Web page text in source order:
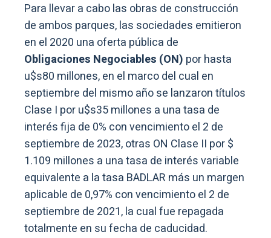
Para llevar a cabo las obras de construcción
de ambos parques, las sociedades emitieron
en el 2020 una oferta pública de
Obligaciones Negociables (ON) por hasta
u$s80 millones, en el marco del cual en
septiembre del mismo año se lanzaron títulos
Clase I por u$s35 millones a una tasa de
interés fija de 0% con vencimiento el 2 de
septiembre de 2023, otras ON Clase II por $
1.109 millones a una tasa de interés variable
equivalente a la tasa BADLAR más un margen
aplicable de 0,97% con vencimiento el 2 de
septiembre de 2021, la cual fue repagada
totalmente en su fecha de caducidad.